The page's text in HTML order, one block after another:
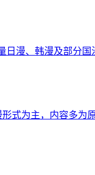
日漫、韩漫及部分
式为主，内容多为